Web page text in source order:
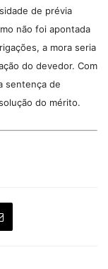
de prévia
não foi apontada
a mora seria
do devedor. Com
sentença de
do mérito.